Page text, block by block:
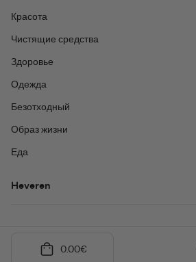
0.00€
Красота
Чистящие средства
Здоровье
Одежда
Безотходный
Образ жизни
Еда
Heveren